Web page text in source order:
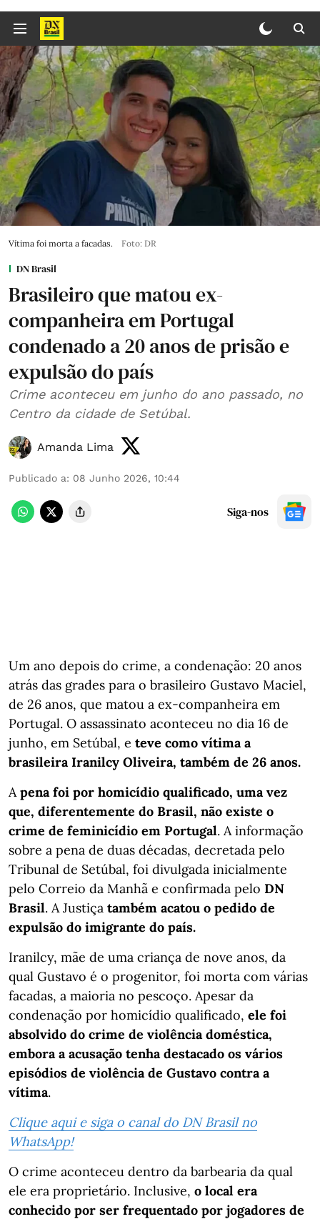
Vítima foi morta a facadas. Foto: DR
DN Brasil
Brasileiro que matou ex-
companheira em Portugal
condenado a 20 anos de prisão e
expulsão do país
Crime aconteceu em junho do ano passado, no
Centro da cidade de Setúbal.
Amanda Lima
Publicado a: 08 Junho 2026, 10:44
Siga-nos
Um ano depois do crime, a condenação: 20 anos
atrás das grades para o brasileiro Gustavo Maciel,
de 26 anos, que matou a ex-companheira em
Portugal. O assassinato aconteceu no dia 16 de
junho, em Setúbal, e teve como vítima a
brasileira Iranilcy Oliveira, também de 26 anos.
Apena foi por homicídio qualificado, uma vez
que, diferentemente do Brasil, não existe o
crime de feminicídio em Portugal. A informação
sobre a pena de duas décadas, decretada pelo
Tribunal de Setúbal, foi divulgada inicialmente
pelo Correio da Manhã e confirmada pelo DN
Brasil. A Justiça também acatou o pedido de
expulsão do imigrante do país.
Iranilcy, mãe de uma criança de nove anos, da
qual Gustavo é o progenitor, foi morta com várias
facadas, a maioria no pescoço. Apesar da
condenação por homicídio qualificado, ele foi
absolvido do crime de violência doméstica,
embora a acusação tenha destacado os vários
episódios de violência de Gustavo contra a
vítima.
Clique aqui e siga o canal do DN Brasil no
WhatsApp!
O crime aconteceu dentro da barbearia da qual
ele era proprietário. Inclusive, o local era
conhecido por ser frequentado por jogadores de